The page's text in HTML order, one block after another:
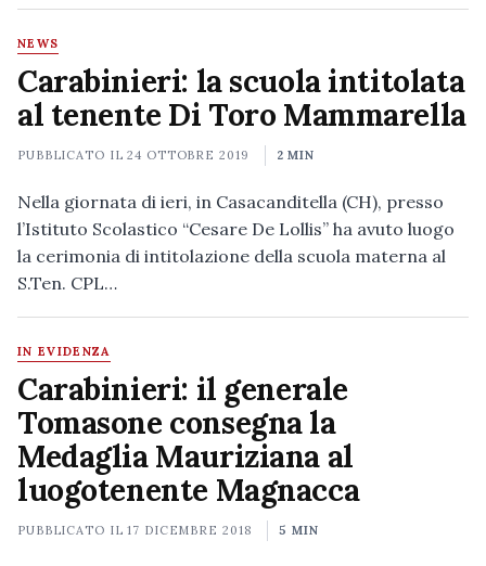
NEWS
Carabinieri: la scuola intitolata
al tenente Di Toro Mammarella
PUBBLICATO IL24 OTTOBRE 2019 2 MIN
Nella giornata di ieri, in Casacanditella (CH), presso
l’Istituto Scolastico “Cesare De Lollis” ha avuto luogo
la cerimonia di intitolazione della scuola materna al
S.Ten. CPL…
IN EVIDENZA
Carabinieri: il generale
Tomasone consegna la
Medaglia Mauriziana al
luogotenente Magnacca
PUBBLICATO IL17 DICEMBRE 2018 5 MIN